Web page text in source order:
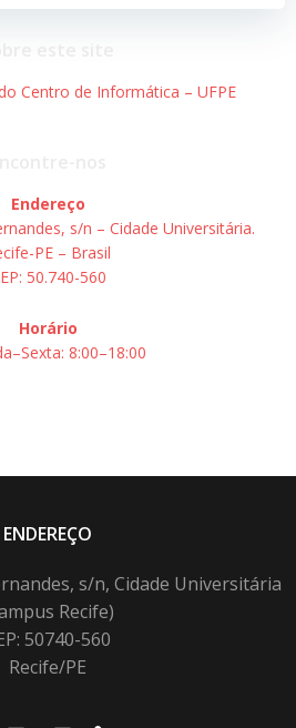
Centro de Informática – UFPE
Endereço
s/n – Cidade Universitária.
PE – Brasil
50.740-560
Horário
8:00–18:00
ENDEREÇO
s/n, Cidade Universitária
Recife)
50740-560
Recife/PE